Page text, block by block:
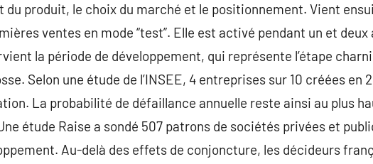
du produit, le choix du marché et le positionnement. Vient
ventes en mode “test”. Elle est activé pendant un et deux
la période de développement, qui représente l’étape
Selon une étude de l’INSEE, 4 entreprises sur 10 créées en
La probabilité de défaillance annuelle reste ainsi au plus
étude Raise a sondé 507 patrons de sociétés privées et
Au-delà des effets de conjoncture, les décideurs